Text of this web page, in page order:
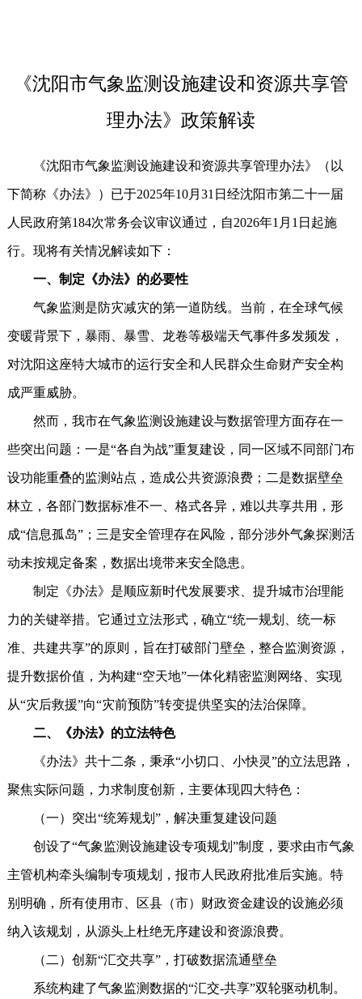
《沈阳市气象监测设施建设和资源共享管
理办法》政策解读
《沈阳市气象监测设施建设和资源共享管理办法》（以
下简称《办法》）已于2025年10月31日经沈阳市第二十一届
人民政府第184次常务会议审议通过，自2026年1月1日起施
行。现将有关情况解读如下：
一、制定《办法》的必要性
气象监测是防灾减灾的第一道防线。当前，在全球气候
变暖背景下，暴雨、暴雪、龙卷等极端天气事件多发频发，
对沈阳这座特大城市的运行安全和人民群众生命财产安全构
成严重威胁。
然而，我市在气象监测设施建设与数据管理方面存在一
些突出问题：一是“各自为战”重复建设，同一区域不同部门布
设功能重叠的监测站点，造成公共资源浪费；二是数据壁垒
林立，各部门数据标准不一、格式各异，难以共享共用，形
成“信息孤岛”；三是安全管理存在风险，部分涉外气象探测活
动未按规定备案，数据出境带来安全隐患。
制定《办法》是顺应新时代发展要求、提升城市治理能
力的关键举措。它通过立法形式，确立“统一规划、统一标
准、共建共享”的原则，旨在打破部门壁垒，整合监测资源，
提升数据价值，为构建“空天地”一体化精密监测网络、实现
从“灾后救援”向“灾前预防”转变提供坚实的法治保障。
二、《办法》的立法特色
《办法》共十二条，秉承“小切口、小快灵”的立法思路，
聚焦实际问题，力求制度创新，主要体现四大特色：
（一）突出“统筹规划”，解决重复建设问题
创设了“气象监测设施建设专项规划”制度，要求由市气象
主管机构牵头编制专项规划，报市人民政府批准后实施。特
别明确，所有使用市、区县（市）财政资金建设的设施必须
纳入该规划，从源头上杜绝无序建设和资源浪费。
（二）创新“汇交共享”，打破数据流通壁垒
系统构建了气象监测数据的“汇交-共享”双轮驱动机制。